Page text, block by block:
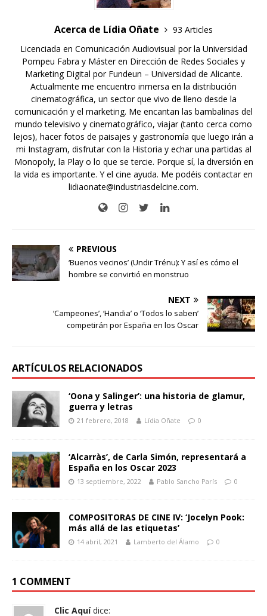
Acerca de Lídia Oñate
93 Articles
Licenciada en Comunicación Audiovisual por la Universidad
Pompeu Fabra y Máster en Dirección de Redes Sociales y
Marketing Digital por Fundeun – Universidad de Alicante.
Actualmente me encuentro inmersa en la distribución
cinematográfica, un sector que vivo de lleno desde la
comunicación y el marketing. Me encantan las bambalinas del
mundo televisivo y cinematográfico, viajar (tanto cerca como
lejos), hacer fotos de paisajes y gastronomía que luego irán a
mi Instagram, disfrutar con la Historia y echar una partidas al
Monopoly, la Play o lo que se tercie. Porque sí, la diversión en
la vida es importante. Y el cine ayuda. Me podéis contactar en
lidiaonate@industriasdelcine.com.
PREVIOUS
‘Buenos vecinos’ (Undir Trénu): Y así es cómo el
hombre se convirtió en monstruo
NEXT
‘Campeones’, ‘Handia’ o ‘Todos lo saben’
competirán por España en los Oscar
ARTÍCULOS RELACIONADOS
‘Oona y Salinger’: una historia de glamur,
guerra y letras
21 febrero, 2018 Lídia Oñate 0
‘Alcarràs’, de Carla Simón, representará a
España en los Oscar 2023
13 septiembre, 2022 Pablo Sancho París 0
COMPOSITORAS DE CINE IV: ‘Jocelyn Pook:
más allá de las etiquetas’
14 abril, 2021 Lamberto del Álamo 0
1 COMMENT
Clic Aquí dice: